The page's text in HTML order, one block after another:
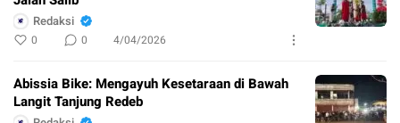
Redaksi
0 0 4/04/2026
Abissia Bike: Mengayuh Kesetaraan di Bawah
Langit Tanjung Redeb